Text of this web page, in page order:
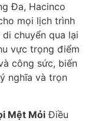
Đa, Hacinco
mọi lịch trình
di chuyển qua lại
vực trọng điểm
công sức, biến
nghĩa và trọn
Mệt Mỏi Điều